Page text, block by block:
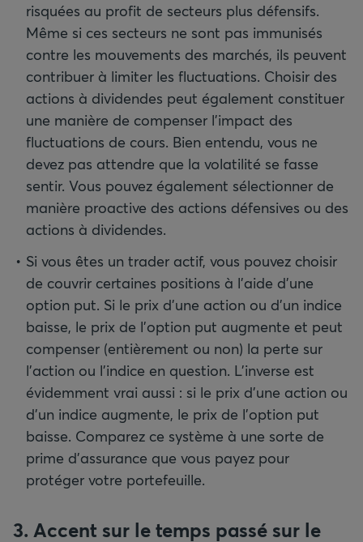
risquées au profit de secteurs plus défensifs.
Même si ces secteurs ne sont pas immunisés
contre les mouvements des marchés, ils peuvent
contribuer à limiter les fluctuations. Choisir des
actions à dividendes peut également constituer
une manière de compenser l’impact des
fluctuations de cours. Bien entendu, vous ne
devez pas attendre que la volatilité se fasse
sentir. Vous pouvez également sélectionner de
manière proactive des actions défensives ou des
actions à dividendes.
Si vous êtes un trader actif, vous pouvez choisir
de couvrir certaines positions à l'aide d'une
option put. Si le prix d’une action ou d’un indice
baisse, le prix de l’option put augmente et peut
compenser (entièrement ou non) la perte sur
l’action ou l’indice en question. L’inverse est
évidemment vrai aussi : si le prix d’une action ou
d’un indice augmente, le prix de l’option put
baisse. Comparez ce système à une sorte de
prime d’assurance que vous payez pour
protéger votre portefeuille.
3. Accent sur le temps passé sur le